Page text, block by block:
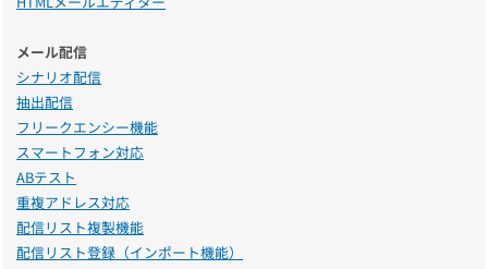
メール配信
シナリオ配信
抽出配信
フリークエンシー機能
スマートフォン対応
ABテスト
重複アドレス対応
配信リスト複製機能
配信リスト登録（インポート機能）